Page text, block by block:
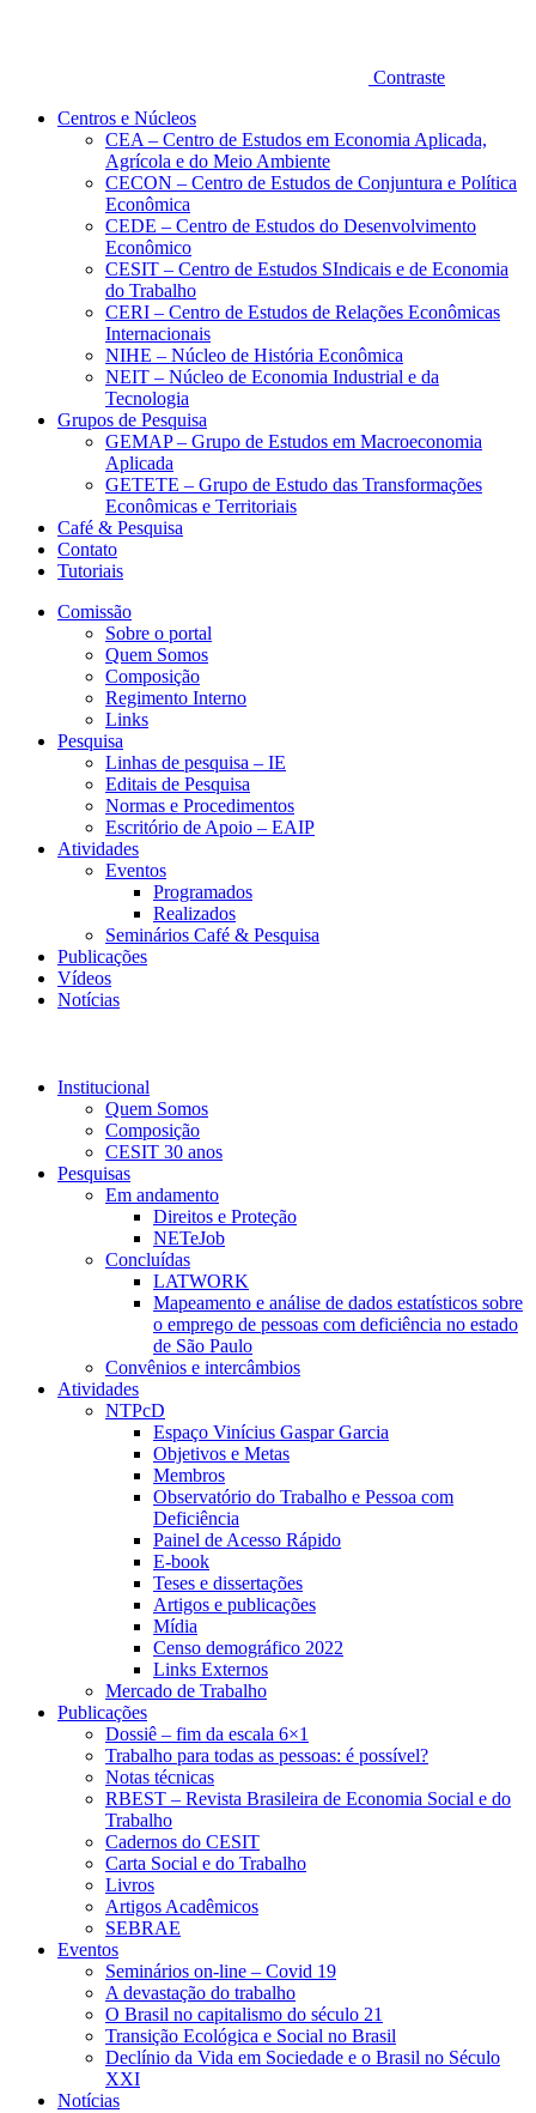
Contraste
Centros e Núcleos
CEA – Centro de Estudos em Economia Aplicada,
Agrícola e do Meio Ambiente
CECON – Centro de Estudos de Conjuntura e Política
Econômica
CEDE – Centro de Estudos do Desenvolvimento
Econômico
CESIT – Centro de Estudos SIndicais e de Economia
do Trabalho
CERI – Centro de Estudos de Relações Econômicas
Internacionais
NIHE – Núcleo de História Econômica
NEIT – Núcleo de Economia Industrial e da
Tecnologia
Grupos de Pesquisa
GEMAP – Grupo de Estudos em Macroeconomia
Aplicada
GETETE – Grupo de Estudo das Transformações
Econômicas e Territoriais
Café & Pesquisa
Contato
Tutoriais
Comissão
Sobre o portal
Quem Somos
Composição
Regimento Interno
Links
Pesquisa
Linhas de pesquisa – IE
Editais de Pesquisa
Normas e Procedimentos
Escritório de Apoio – EAIP
Atividades
Eventos
Programados
Realizados
Seminários Café & Pesquisa
Publicações
Vídeos
Notícias
Institucional
Quem Somos
Composição
CESIT 30 anos
Pesquisas
Em andamento
Direitos e Proteção
NETeJob
Concluídas
LATWORK
Mapeamento e análise de dados estatísticos sobre
o emprego de pessoas com deficiência no estado
de São Paulo
Convênios e intercâmbios
Atividades
NTPcD
Espaço Vinícius Gaspar Garcia
Objetivos e Metas
Membros
Observatório do Trabalho e Pessoa com
Deficiência
Painel de Acesso Rápido
E-book
Teses e dissertações
Artigos e publicações
Mídia
Censo demográfico 2022
Links Externos
Mercado de Trabalho
Publicações
Dossiê – fim da escala 6×1
Trabalho para todas as pessoas: é possível?
Notas técnicas
RBEST – Revista Brasileira de Economia Social e do
Trabalho
Cadernos do CESIT
Carta Social e do Trabalho
Livros
Artigos Acadêmicos
SEBRAE
Eventos
Seminários on-line – Covid 19
A devastação do trabalho
O Brasil no capitalismo do século 21
Transição Ecológica e Social no Brasil
Declínio da Vida em Sociedade e o Brasil no Século
XXI
Notícias